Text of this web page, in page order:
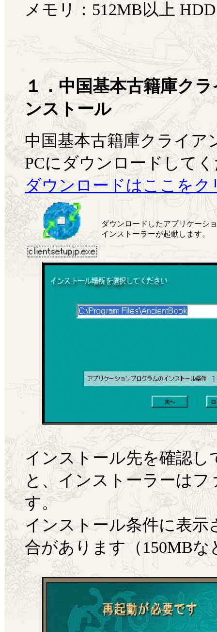
メモリ：512MB以上
１．中国基本古籍庫ク
ンストール
中国基本古籍庫クライア
PCにダウンロードして
ダウンロードはここをク
ダウンロードしたアプリケーシ
インストーラーが起動します。
インストール先を確認
と、インストーラーは
す。
インストール条件に表
合があります（150MBな